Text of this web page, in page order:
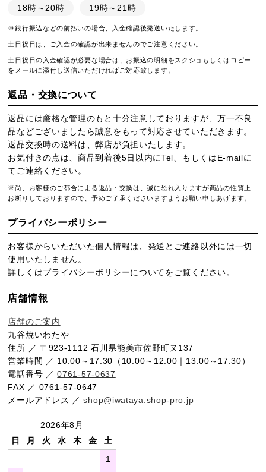
18時～20時
19時～21時
※銀行振込などの前払いの場合、入金確認後発送いたします。
土日祝日は、ご入金の確認が出来ませんのでご注意ください。
土日祝日の入金確認が必要な場合は、お振込の明細をスクショもしくはコピー
をメールに添付し送信いただければご対応致します。
返品・交換について
返品には厳格な管理のもと十分注意しておりますが、万一不良
品などございましたら誠意をもって対応させていただきます。
返品交換時の送料は、弊店が負担いたします。
お気付きの点は、商品到着後5日以内にTel、もしくはE-mailに
てご連絡ください。
※尚、お客様のご都合による返品・交換は、誠に恐れ入りますが商品の性質上
お断りしておりますので、予めご了承くださいますようお願い申しあげます。
プライバシーポリシー
お客様からいただいた個人情報は、発送とご連絡以外には一切
使用いたしません。
詳しくはプライバシーポリシーについてをご覧ください。
店舗情報
店舗のご案内
九谷焼いわたや
住所 ／ 〒923-1112 石川県能美市佐野町ヌ137
営業時間 ／ 10:00～17:30（10:00～12:00｜13:00～17:30）
電話番号 ／0761-57-0637
FAX ／ 0761-57-0647
メールアドレス ／shop@iwataya.shop-pro.jp
2026年8月
日
月 火 水 木 金
土
1